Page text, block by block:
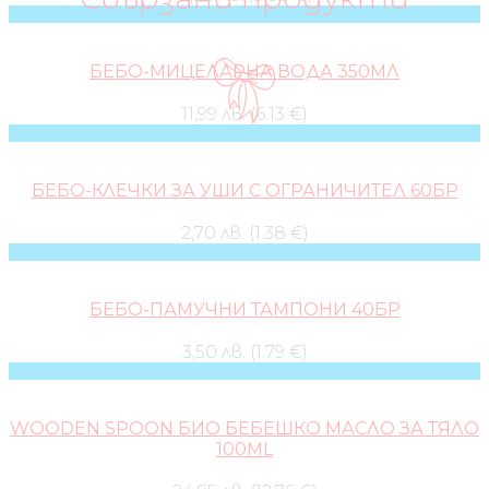
БЕБО-МИЦЕЛАРНА ВОДА 350МЛ
11,99 лв. (6.13 €)
БЕБО-КЛЕЧКИ ЗА УШИ С ОГРАНИЧИТЕЛ 60БР
2,70 лв. (1.38 €)
БЕБО-ПАМУЧНИ ТАМПОНИ 40БР
3,50 лв. (1.79 €)
WOODEN SPOON БИО БЕБЕШКО МАСЛО ЗА ТЯЛО
100ML